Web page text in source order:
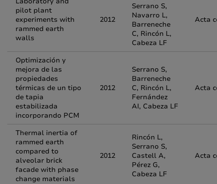
pilot plant
experiments with
rammed earth
walls
2012
Serrano S,
Navarro L,
Barreneche
C, Rincón L,
Cabeza LF
Acta
Optimización y
mejora de las
propiedades
térmicas de un tipo
de tapia
estabilizada
incorporando PCM
2012
Serrano S,
Barreneche
C, Rincón L,
Fernández
AI, Cabeza LF
Acta
Thermal inertia of
rammed earth
compared to
alveolar brick
facade with phase
change materials
2012
Rincón L,
Serrano S,
Castell A,
Pérez G,
Cabeza LF
Acta